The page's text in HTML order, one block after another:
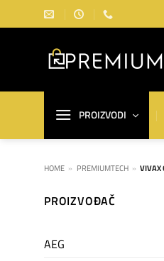
na
PROIZVODI
HOME » PREMIUMTECH » VIVAX
PROIZVOĐAČ
AEG